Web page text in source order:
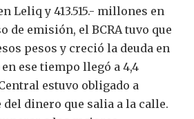
Leliq y 413.515.- millones en
de emisión, el BCRA tuvo que
pesos y creció la deuda en
ese tiempo llegó a 4,4
estuvo obligado a
dinero que salia a la calle.